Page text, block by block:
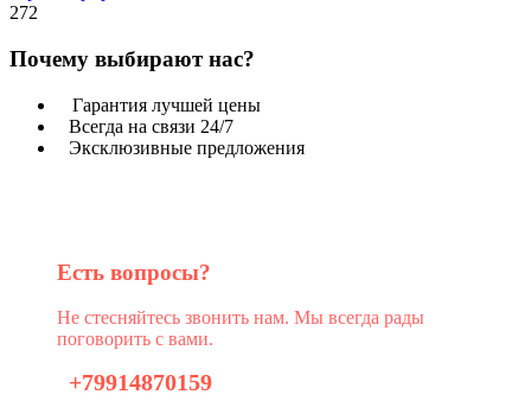
272
Почему выбирают нас?
Гарантия лучшей цены
Всегда на связи 24/7
Эксклюзивные предложения
Есть вопросы?
Не стесняйтесь звонить нам. Мы всегда рады
поговорить с вами.
+79914870159